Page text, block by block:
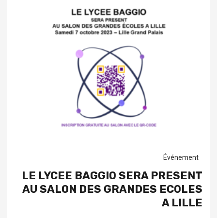
Événement
LE LYCEE BAGGIO SERA PRESENT
AU SALON DES GRANDES ECOLES
A LILLE